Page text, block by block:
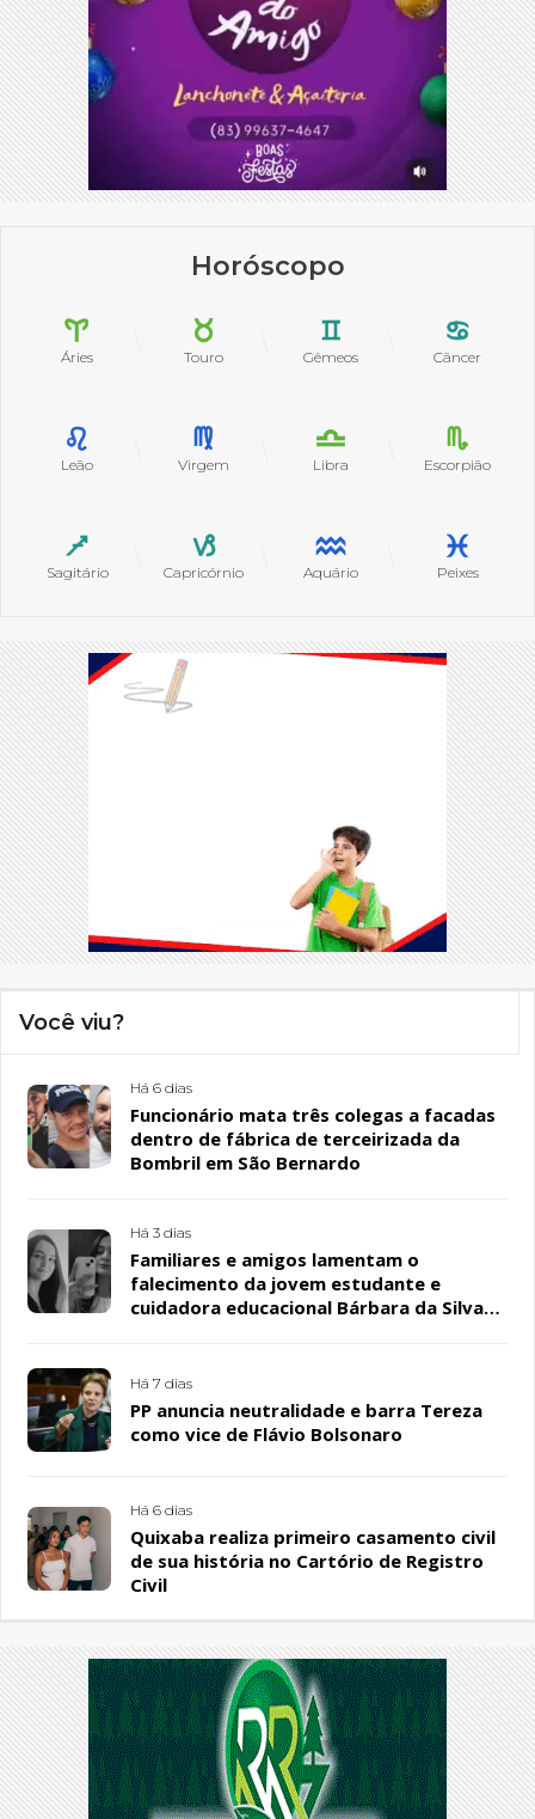
Horóscopo
Áries Touro Gêmeos Câncer
Leão Virgem Libra Escorpião
Sagitário Capricórnio Aquário Peixes
Você viu?
Há 6 dias
Funcionário mata três colegas a facadas
dentro de fábrica de terceirizada da
Bombril em São Bernardo
Há 3 dias
Familiares e amigos lamentam o
falecimento da jovem estudante e
cuidadora educacional Bárbara da Silva
Há 7 dias
PP anuncia neutralidade e barra Tereza
como vice de Flávio Bolsonaro
Há 6 dias
Quixaba realiza primeiro casamento civil
de sua história no Cartório de Registro
Civil